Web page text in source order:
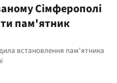
Сімферополі
пам'ятник
встановлення пам'ятника